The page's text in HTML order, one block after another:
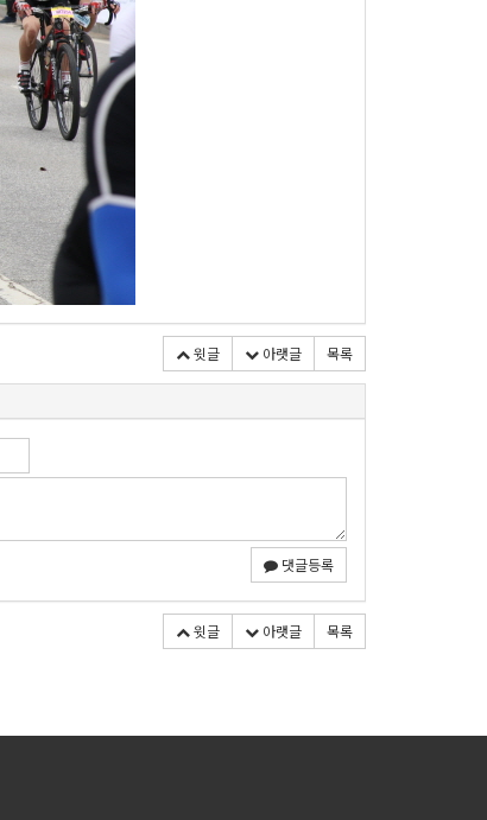
윗글 아랫글 목록
댓글등록
윗글 아랫글 목록